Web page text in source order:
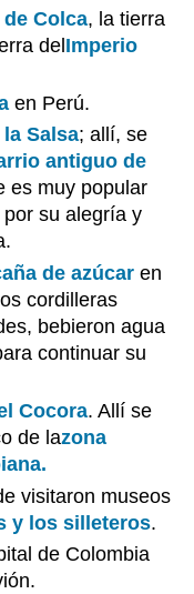
Colca, la tierra
delImperio
en Perú.
la Salsa; allí, se
antiguo de
es muy popular
su alegría y
de azúcar en
cordilleras
bebieron agua
continuar su
Cocora. Allí se
de lazona
visitaron museos
y los silleteros.
de Colombia